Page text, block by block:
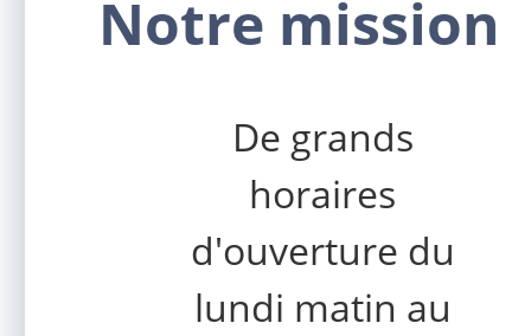
Notre mission
De grands
horaires
d'ouverture du
lundi matin au